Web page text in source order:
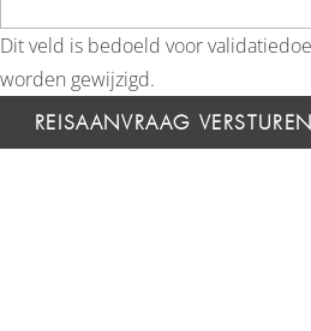
Dit veld is bedoeld voor
worden gewijzigd.